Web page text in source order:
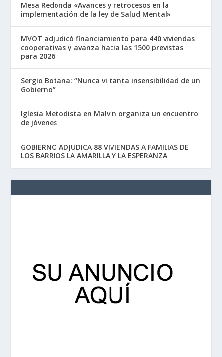
Mesa Redonda «Avances y retrocesos en la
implementación de la ley de Salud Mental»
MVOT adjudicó financiamiento para 440 viviendas
cooperativas y avanza hacia las 1500 previstas
para 2026
Sergio Botana: “Nunca vi tanta insensibilidad de un
Gobierno”
Iglesia Metodista en Malvín organiza un encuentro
de jóvenes
GOBIERNO ADJUDICA 88 VIVIENDAS A FAMILIAS DE
LOS BARRIOS LA AMARILLA Y LA ESPERANZA